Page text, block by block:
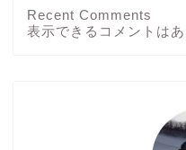
Recent Comments
表示できるコメントはあ